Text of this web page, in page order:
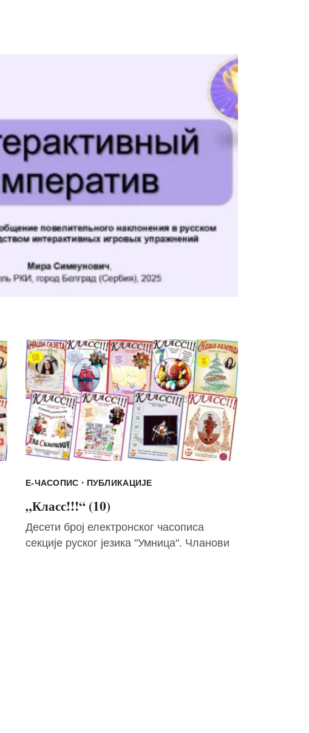
Е-ЧАСОПИС · ПУБЛИКАЦИЈЕ
„Класс!!!“ (10)
Десети број електронског часописа
секције руског језика "Умница". Чланови